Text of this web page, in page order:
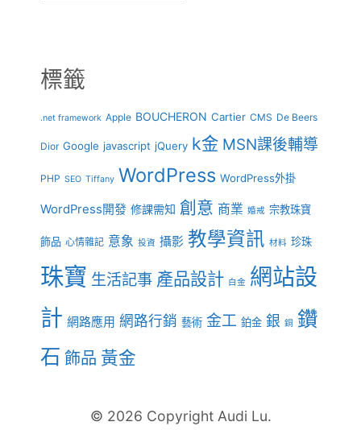
標籤
.net framework Apple BOUCHERON Cartier CMS De Beers
Dior Google javascript jQuery k金 MSN課後輔導
PHP SEO Tiffany WordPress WordPress外掛
WordPress開發 修課需知 創意 商業 婚戒 宗教珠寶
飾品 心情雜記 意象 投資 攝影 教學資訊 材料 珍珠
珠寶 生活記事 產品設計 白金 網站設
計 網路應用 網路行銷 藝術 金工 鉑金 銀 銅
鑽
石 飾品 黃金
© 2026 Copyright Audi Lu.